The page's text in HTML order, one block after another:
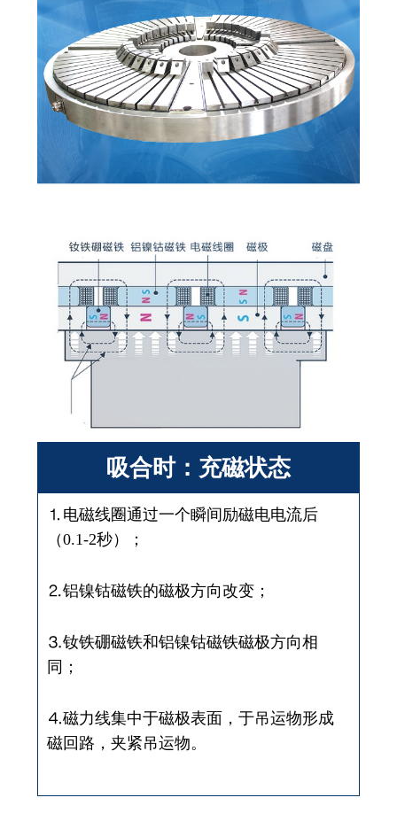
吸合时：充磁状态
⒈电磁线圈通过一个瞬间励磁电电流后
（0.1-2秒）；
⒉铝镍钴磁铁的磁极方向改变；
⒊钕铁硼磁铁和铝镍钴磁铁磁极方向相
同；
⒋磁力线集中于磁极表面，于吊运物形成
磁回路，夹紧吊运物。